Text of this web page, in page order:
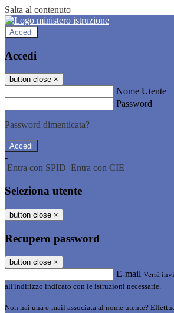
Salta al contenuto
Accedi
Accedi
button close ×
Nome Utente
Password
Password dimenticata?
-
Entra con SPID Entra con CIE
Seleziona utente
button close ×
Recupero password
button close ×
E-mail Verrà
all'indirizzo indicato con le istruzioni necessarie.
Non hai una e-mail associata al nome utente?